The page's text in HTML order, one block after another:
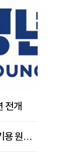
전개
허리 MRI는 정상인데 계속 아픈 이유 [차기용 원장 칼럼]